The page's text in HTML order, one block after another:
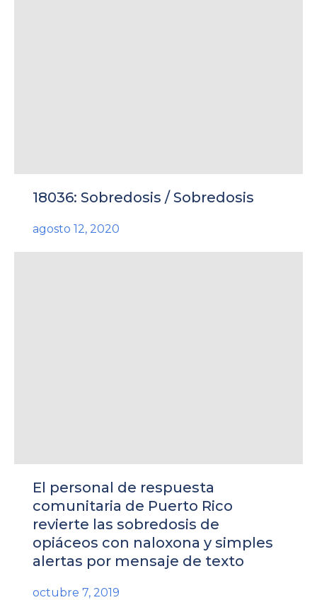
18036: Sobredosis / Sobredosis
agosto 12, 2020
El personal de respuesta
comunitaria de Puerto Rico
revierte las sobredosis de
opiáceos con naloxona y simples
alertas por mensaje de texto
octubre 7, 2019